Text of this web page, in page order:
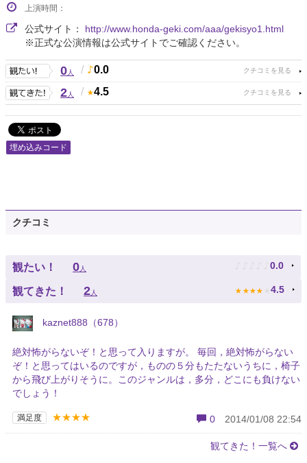
上演時間：
公式サイト： http://www.honda-geki.com/aaa/gekisyo1.html
※正式な公演情報は公式サイトでご確認ください。
0人 / 0.0
2人 / 4.5
埋め込みコード
クチコミ
観たい！ 0人 ♪ ♪ ♪ ♪ ♪ 0.0
観てきた！ 2人 ★ ★ ★ ★ ★ 4.5
kaznet888（678）
絶対怖がらないぞ！と思って入りますが。 毎回，絶対怖がらない
ぞ！と思ってはいるのですが，ものの５分もたたないうちに，椅子
から飛び上がりそうに。このジャンルは，多分，どこにも負けない
でしょう！
満足度 ★★★★ 0 2014/01/08 22:54
観てきた！一覧へ